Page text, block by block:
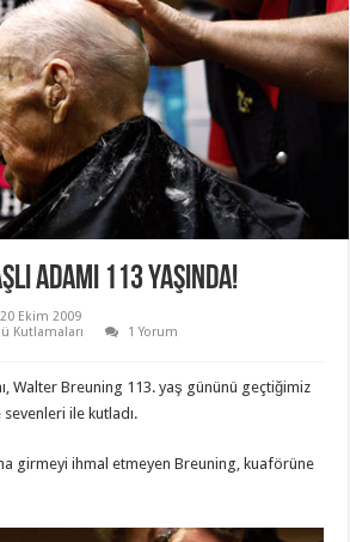
Adamı 113 Yaşında!
20 Ekim 2009
Kutlamaları
1 Yorum
Walter Breuning 113. yaş gününü geçtiğimiz
ile kutladı.
girmeyi ihmal etmeyen Breuning, kuaförüne